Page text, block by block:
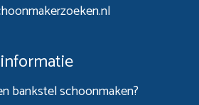
bankstel schoonmaken?